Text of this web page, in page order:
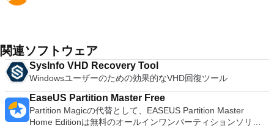
関連ソフトウェア
SysInfo VHD Recovery Tool
Windowsユーザーのための効果的なVHD回復ツール
EaseUS Partition Master Free
Partition Magicの代替として、EASEUS Partition Master
Home Editionは無料のオールインワンパーティションソリュ